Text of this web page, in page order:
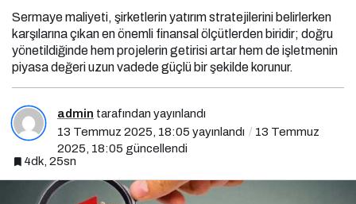
Sermaye maliyeti, şirketlerin yatırım stratejilerini belirlerken
karşılarına çıkan en önemli finansal ölçütlerden biridir; doğru
yönetildiğinde hem projelerin getirisi artar hem de işletmenin
piyasa değeri uzun vadede güçlü bir şekilde korunur.
admin tarafından yayınlandı
13 Temmuz 2025, 18:05 yayınlandı
13 Temmuz
2025, 18:05 güncellendi
4dk, 25sn